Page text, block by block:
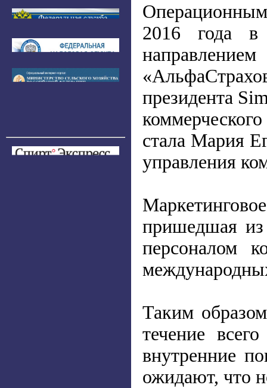
2016 года в
президента
стала Мария
управления
пришедшая
персоналом
Таким
течение
внутренние
ожидают, что